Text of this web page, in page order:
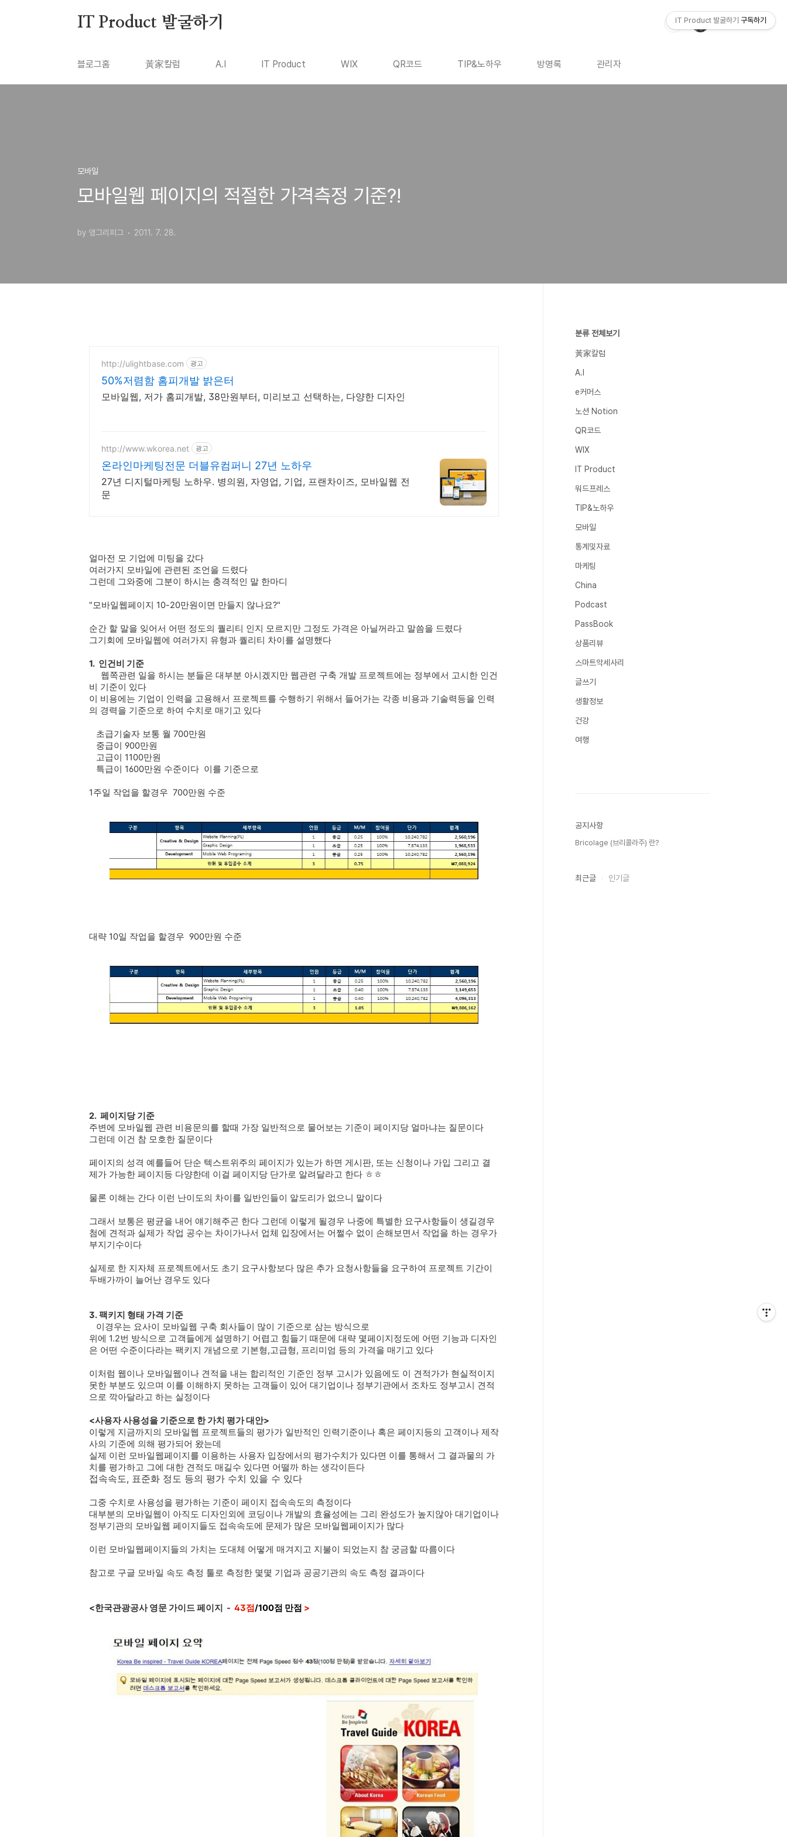
IT Product 발굴하기
블로그홈 黃家칼럼 A.I IT Product WIX QR코드 TIP&노하우 방명록 관리자
모바일
모바일웹 페이지의 적절한 가격측정 기준?!
by 앵그리피그 2011. 7. 28.
http://ulightbase.com 광고
50%저렴함 홈피개발 밝은터
모바일웹, 저가 홈피개발, 38만원부터, 미리보고 선택하는, 다양한 디자인
http://www.wkorea.net 광고
온라인마케팅전문 더블유컴퍼니 27년 노하우
27년 디지털마케팅 노하우. 병의원, 자영업, 기업, 프랜차이즈, 모바일웹 전
문
얼마전 모 기업에 미팅을 갔다
여러가지 모바일에 관련된 조언을 드렸다
그런데 그와중에 그분이 하시는 충격적인 말 한마디
"모바일웹페이지 10-20만원이면 만들지 않나요?"
순간 할 말을 잊어서 어떤 정도의 퀄리티 인지 모르지만 그정도 가격은 아닐꺼라고 말씀을 드렸다
그기회에 모바일웹에 여러가지 유형과 퀄리티 차이를 설명했다
1. 인건비 기준
웹쪽관련 일을 하시는 분들은 대부분 아시겠지만 웹관련 구축 개발 프로젝트에는 정부에서 고시한 인건
비 기준이 있다
이 비용에는 기업이 인력을 고용해서 프로젝트를 수행하기 위해서 들어가는 각종 비용과 기술력등을 인력
의 경력을 기준으로 하여 수치로 매기고 있다
초급기술자 보통 월 700만원
중급이 900만원
고급이 1100만원
특급이 1600만원 수준이다 이를 기준으로
1주일 작업을 할경우 700만원 수준
대략 10일 작업을 할경우 900만원 수준
2. 페이지당 기준
주변에 모바일웹 관련 비용문의를 할때 가장 일반적으로 물어보는 기준이 페이지당 얼마냐는 질문이다
그런데 이건 참 모호한 질문이다
페이지의 성격 예를들어 단순 텍스트위주의 페이지가 있는가 하면 게시판, 또는 신청이나 가입 그리고 결
제가 가능한 페이지등 다양한데 이걸 페이지당 단가로 알려달라고 한다 ㅎㅎ
물론 이해는 간다 이런 난이도의 차이를 일반인들이 알도리가 없으니 말이다
그래서 보통은 평균을 내어 얘기해주곤 한다 그런데 이렇게 될경우 나중에 특별한 요구사항들이 생길경우
첨에 견적과 실제가 작업 공수는 차이가나서 업체 입장에서는 어쩔수 없이 손해보면서 작업을 하는 경우가
부지기수이다
실제로 한 지자체 프로젝트에서도 초기 요구사항보다 많은 추가 요청사항들을 요구하여 프로젝트 기간이
두배가까이 늘어난 경우도 있다
3. 팩키지 형태 가격 기준
이경우는 요사이 모바일웹 구축 회사들이 많이 기준으로 삼는 방식으로
위에 1.2번 방식으로 고객들에게 설명하기 어렵고 힘들기 때문에 대략 몇페이지정도에 어떤 기능과 디자인
은 어떤 수준이다라는 팩키지 개념으로 기본형,고급형, 프리미엄 등의 가격을 매기고 있다
이처럼 웹이나 모바일웹이나 견적을 내는 합리적인 기준인 정부 고시가 있음에도 이 견적가가 현실적이지
못한 부분도 있으며 이를 이해하지 못하는 고객들이 있어 대기업이나 정부기관에서 조차도 정부고시 견적
으로 깍아달라고 하는 실정이다
<사용자 사용성을 기준으로 한 가치 평가 대안>
이렇게 지금까지의 모바일웹 프로젝트들의 평가가 일반적인 인력기준이나 혹은 페이지등의 고객이나 제작
사의 기준에 의해 평가되어 왔는데
실제 이런 모바일웹페이지를 이용하는 사용자 입장에서의 평가수치가 있다면 이를 통해서 그 결과물의 가
치를 평가하고 그에 대한 견적도 매길수 있다면 어떨까 하는 생각이든다
접속속도, 표준화 정도 등의 평가 수치 있을 수 있다
그중 수치로 사용성을 평가하는 기준이 페이지 접속속도의 측정이다
대부분의 모바일웹이 아직도 디자인외에 코딩이나 개발의 효율성에는 그리 완성도가 높지않아 대기업이나
정부기관의 모바일웹 페이지들도 접속속도에 문제가 많은 모바일웹페이지가 많다
이런 모바일웹페이지들의 가치는 도대체 어떻게 매겨지고 지불이 되었는지 참 궁금할 따름이다
참고로 구글 모바일 속도 측정 툴로 측정한 몇몇 기업과 공공기관의 속도 측정 결과이다
<한국관광공사 영문 가이드 페이지 - 43점/100점 만점 >
분류 전체보기
黃家칼럼
A.I
e커머스
노션 Notion
QR코드
WIX
IT Product
워드프레스
TIP&노하우
모바일
통계및자료
마케팅
China
Podcast
PassBook
상품리뷰
스마트악세사리
글쓰기
생활정보
건강
여행
공지사항
Bricolage (브리콜라주) 란?
최근글 인기글
IT Product 발굴하기 구독하기